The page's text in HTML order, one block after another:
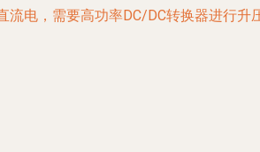
流电，需要高功率DC/DC转换器进行升